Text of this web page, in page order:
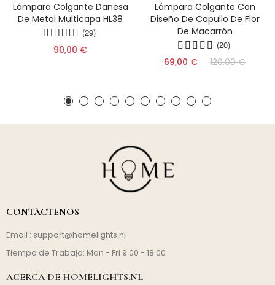
Lámpara Colgante Danesa
De Metal Multicapa HL38
(29)
90,00 €
Lámpara Colgante Con
Diseño De Capullo De Flor
De Macarrón
(20)
69,00 € 120,00 €
CONTÁCTENOS
Email : support@homelights.nl
Tiempo de Trabajo: Mon - Fri 9:00 - 18:00
ACERCA DE HOMELIGHTS.NL